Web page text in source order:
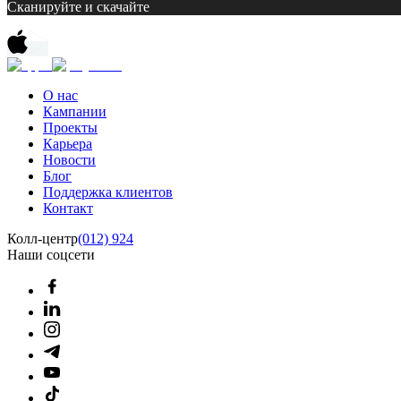
Сканируйте и скачайте
О нас
Кампании
Проекты
Карьера
Новости
Блог
Поддержка клиентов
Контакт
Колл-центр(012) 924
Наши соцсети